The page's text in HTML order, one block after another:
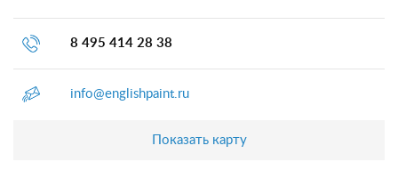
8 495 414 28 38
info@englishpaint.ru
Показать карту